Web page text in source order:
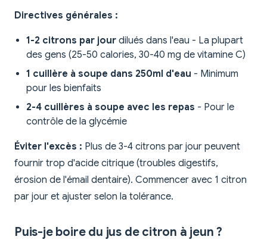
Directives générales :
1-2 citrons par jour dilués dans l'eau - La plupart
des gens (25-50 calories, 30-40 mg de vitamine C)
1 cuillère à soupe dans 250ml d'eau - Minimum
pour les bienfaits
2-4 cuillères à soupe avec les repas - Pour le
contrôle de la glycémie
Éviter l'excès : Plus de 3-4 citrons par jour peuvent
fournir trop d'acide citrique (troubles digestifs,
érosion de l'émail dentaire). Commencer avec 1 citron
par jour et ajuster selon la tolérance.
Puis-je boire du jus de citron à jeun ?